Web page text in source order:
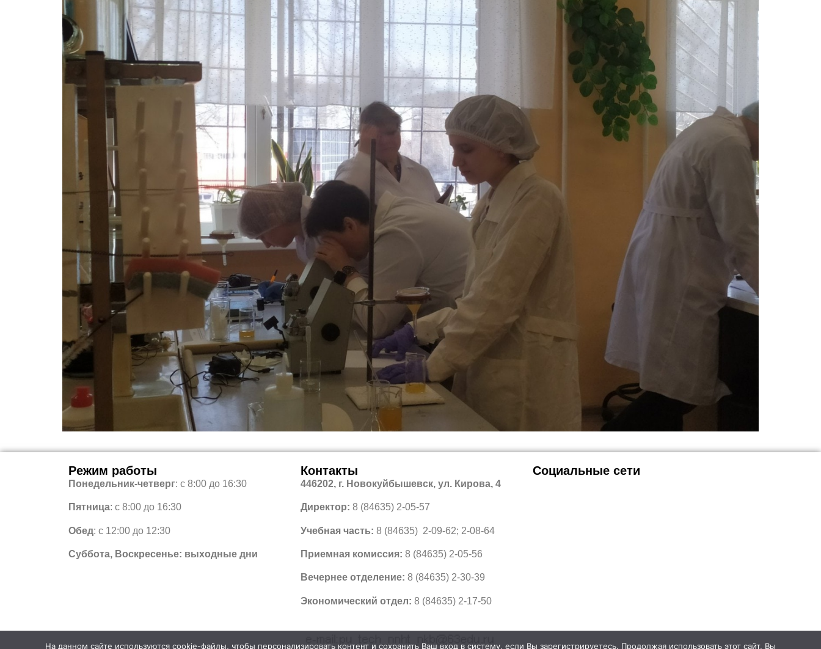
Режим работы
Понедельник-четверг: с 8:00 до 16:30
Пятница: с 8:00 до 16:30
Обед: с 12:00 до 12:30
Суббота, Воскресенье: выходные дни
Контакты
446202, г. Новокуйбышевск, ул. Кирова, 4
Директор: 8 (84635) 2-05-57
Учебная часть: 8 (84635) 2-09-62; 2-08-64
Приемная комиссия: 8 (84635) 2-05-56
Вечернее отделение: 8 (84635) 2-30-39
Экономический отдел: 8 (84635) 2-17-50
Социальные сети
На данном сайте используются cookie-файлы, чтобы персонализировать контент и сохранить Ваш вход в систему, если Вы зарегистрируетесь. Продолжая использовать этот сайт, Вы